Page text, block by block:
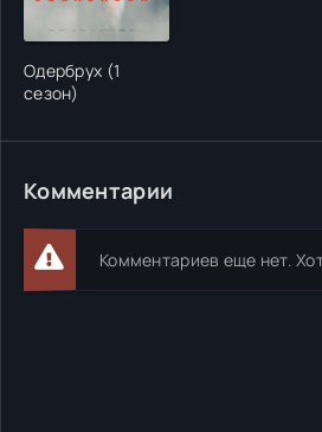
Одербрух (1
сезон)
Комментарии
Комментариев еще нет.